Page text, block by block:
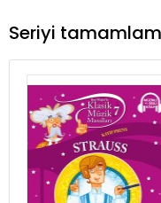
Seriyi